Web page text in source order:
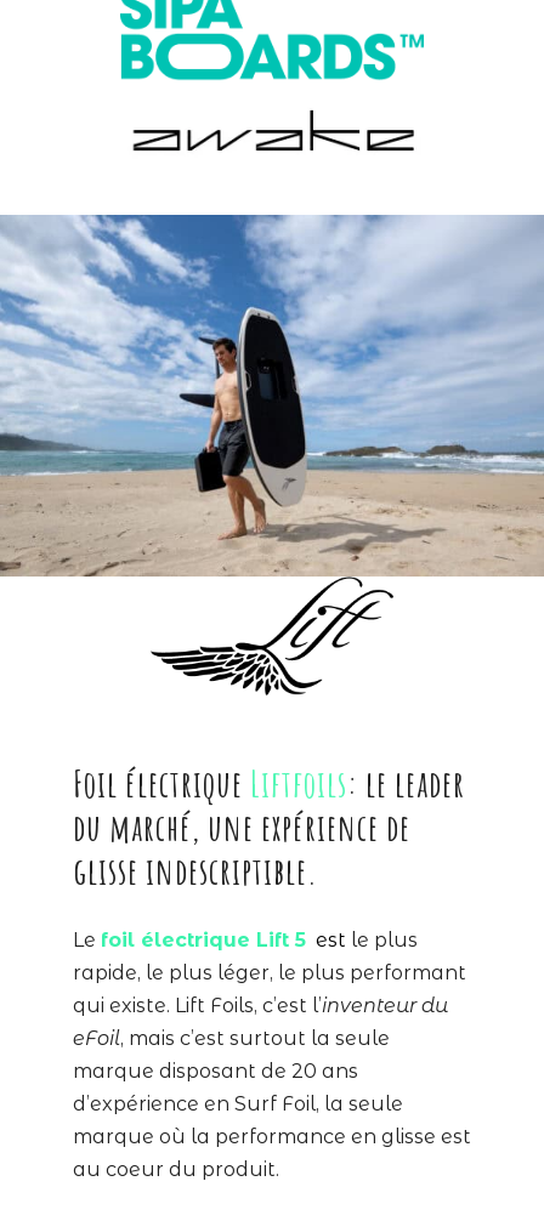
Foil électrique Liftfoils: le leader
du marché, une expérience de
glisse indescriptible.
Le foil électrique Lift 5 est le plus
rapide, le plus léger, le plus performant
qui existe. Lift Foils, c’est l’inventeur du
eFoil, mais c’est surtout la seule
marque disposant de 20 ans
d’expérience en Surf Foil, la seule
marque où la performance en glisse est
au coeur du produit.